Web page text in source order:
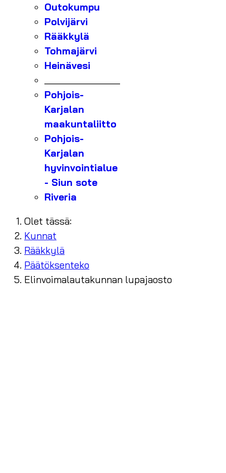
Outokumpu
Polvijärvi
Rääkkylä
Tohmajärvi
Heinävesi
Pohjois-
Karjalan
maakuntaliitto
Pohjois-
Karjalan
hyvinvointialue
- Siun sote
Riveria
Olet tässä:
Kunnat
Rääkkylä
Päätöksenteko
Elinvoimalautakunnan lupajaosto